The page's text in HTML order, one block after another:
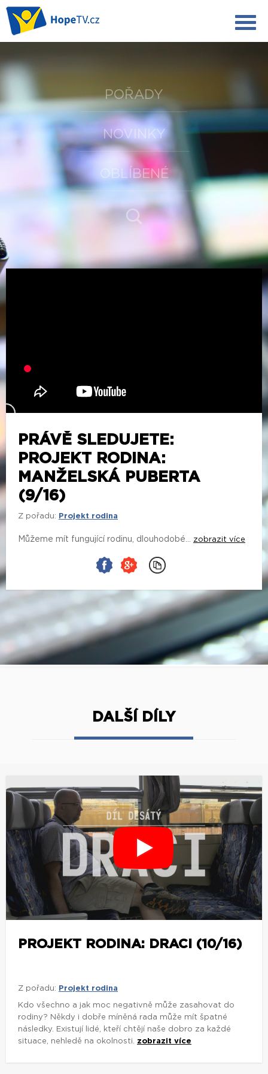
POŘADY
NOVINKY
OBLÍBENÉ
PRÁVĚ SLEDUJETE:
PROJEKT RODINA:
MANŽELSKÁ PUBERTA
(9/16)
Z pořadu: Projekt rodina
Můžeme mít fungující rodinu, dlouhodobé... zobrazit více
DALŠÍ DÍLY
PROJEKT RODINA: DRACI (10/16)
Z pořadu: Projekt rodina
Kdo všechno a jak moc negativně může zasahovat do
rodiny? Někdy i dobře míněná rada může mít špatné
následky. Existují lidé, kteří chtějí naše dobro za každé
situace, nehledě na okolnosti. zobrazit více